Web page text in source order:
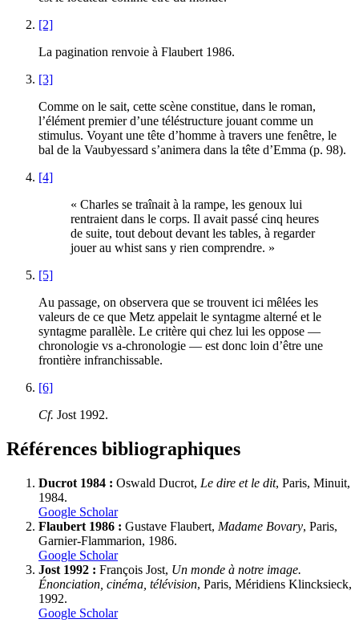
[2]
La pagination renvoie à Flaubert 1986.
[3]
Comme on le sait, cette scène constitue, dans le roman,
l’élément premier d’une téléstructure jouant comme un
stimulus. Voyant une tête d’homme à travers une fenêtre, le
bal de la Vaubyessard s’animera dans la tête d’Emma (p. 98).
[4]
« Charles se traînait à la rampe, les genoux lui
rentraient dans le corps. Il avait passé cinq heures
de suite, tout debout devant les tables, à regarder
jouer au whist sans y rien comprendre. »
[5]
Au passage, on observera que se trouvent ici mêlées les
valeurs de ce que Metz appelait le syntagme alterné et le
syntagme parallèle. Le critère qui chez lui les oppose —
chronologie vs a-chronologie — est donc loin d’être une
frontière infranchissable.
[6]
Cf. Jost 1992.
Références bibliographiques
Ducrot 1984 : Oswald Ducrot, Le dire et le dit, Paris, Minuit,
1984.
Google Scholar
Flaubert 1986 : Gustave Flaubert, Madame Bovary, Paris,
Garnier-Flammarion, 1986.
Google Scholar
Jost 1992 : François Jost, Un monde à notre image.
Énonciation, cinéma, télévision, Paris, Méridiens Klincksieck,
1992.
Google Scholar